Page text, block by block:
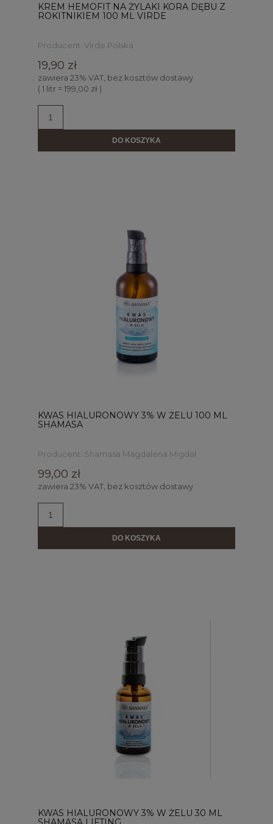
KREM HEMOFIT NA ŻYLAKI KORA DĘBU Z
ROKITNIKIEM 100 ML VIRDE
Producent: Virde Polska
19,90 zł
zawiera 23% VAT, bez kosztów dostawy
( 1 litr = 199,00 zł )
DO KOSZYKA
KWAS HIALURONOWY 3% W ŻELU 100 ML
SHAMASA
Producent: Shamasa Magdalena Migdał
99,00 zł
zawiera 23% VAT, bez kosztów dostawy
DO KOSZYKA
KWAS HIALURONOWY 3% W ŻELU 30 ML